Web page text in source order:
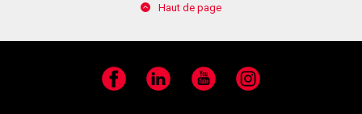
Haut de page
Facebook LinkedIn YouTube Instagram